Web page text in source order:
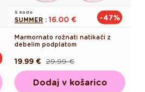
S kodo
SUMMER : 16.00 € -47%
Marmornato rožnati natikači z
debelim podplatom
Redna
cena
29.99 €
Akcijska
cena
19.99 €
Dodaj v košarico